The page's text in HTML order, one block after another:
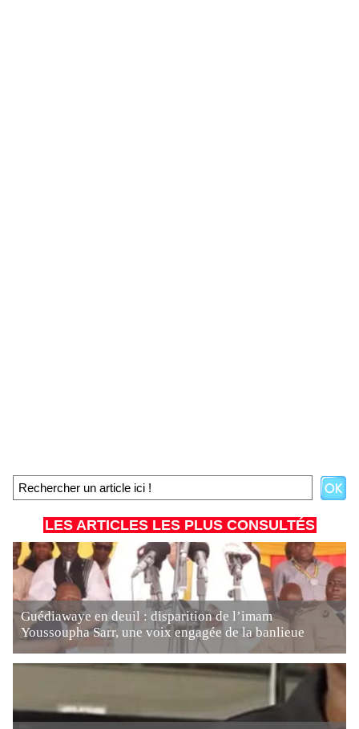
LES ARTICLES LES PLUS CONSULTÉS
Guédiawaye en deuil : disparition de l’imam
Youssoupha Sarr, une voix engagée de la banlieue